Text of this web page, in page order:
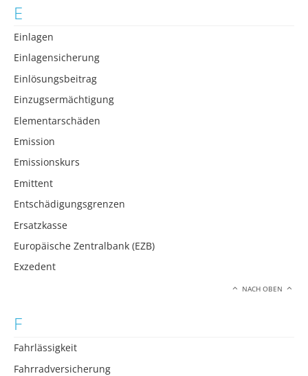
E
Einlagen
Einlagensicherung
Einlösungsbeitrag
Einzugsermächtigung
Elementarschäden
Emission
Emissionskurs
Emittent
Entschädigungsgrenzen
Ersatzkasse
Europäische Zentralbank (EZB)
Exzedent
NACH OBEN
F
Fahrlässigkeit
Fahrradversicherung